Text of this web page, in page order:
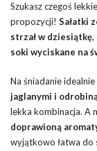
Szukasz czegoś
propozycji! Sałatki
strzał w dziesiątkę,
soki wyciskane na
Na śniadanie
jaglanymi i
lekka kombinacja. A
doprawioną
wyjątkowo łatwa do